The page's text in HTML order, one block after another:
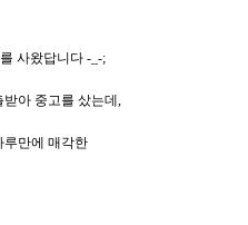
사왔답니다 -_-;
아 중고를 샀는데,
루만에 매각한